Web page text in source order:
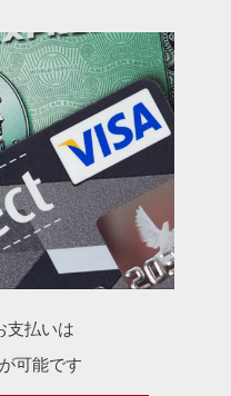
支払いは
可能です